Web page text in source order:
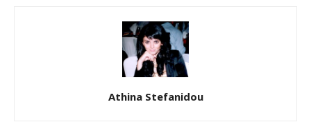
Athina Stefanidou